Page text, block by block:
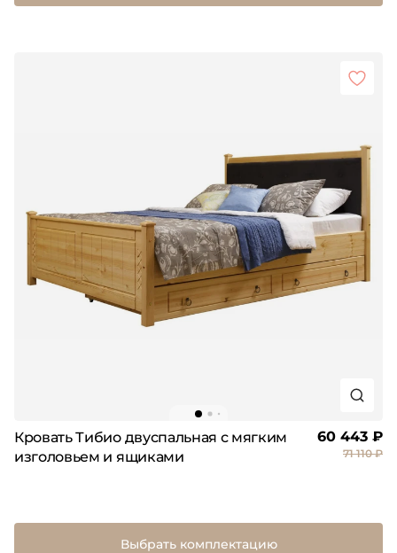
Кровать Тибио двуспальная с мягким
изголовьем и ящиками
60 443 ₽
71 110 ₽
Выбрать комплектацию